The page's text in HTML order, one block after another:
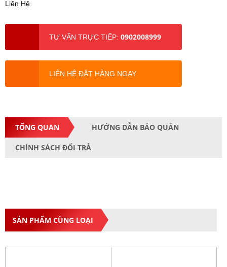
Liên Hệ
TƯ VẤN TRỰC TIẾP: 0902008999
LIÊN HỆ ĐẶT HÀNG NGAY
TỔNG QUAN HƯỚNG DẪN BẢO QUẢN
CHÍNH SÁCH ĐỔI TRẢ
SẢN PHẨM CÙNG LOẠI